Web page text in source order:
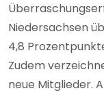
Niedersachsen
4,8
Zudem
neue Mitglieder.